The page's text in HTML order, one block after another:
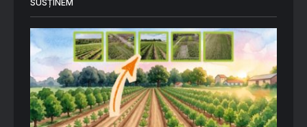
SUSȚINEM